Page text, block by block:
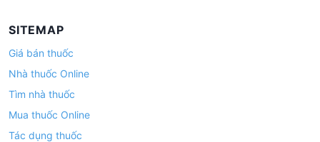
SITEMAP
Giá bán thuốc
Nhà thuốc Online
Tìm nhà thuốc
Mua thuốc Online
Tác dụng thuốc